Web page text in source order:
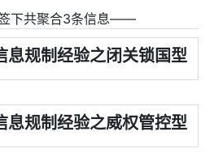
下共聚合3条信息――
息规制经验之闭关锁国型
息规制经验之威权管控型